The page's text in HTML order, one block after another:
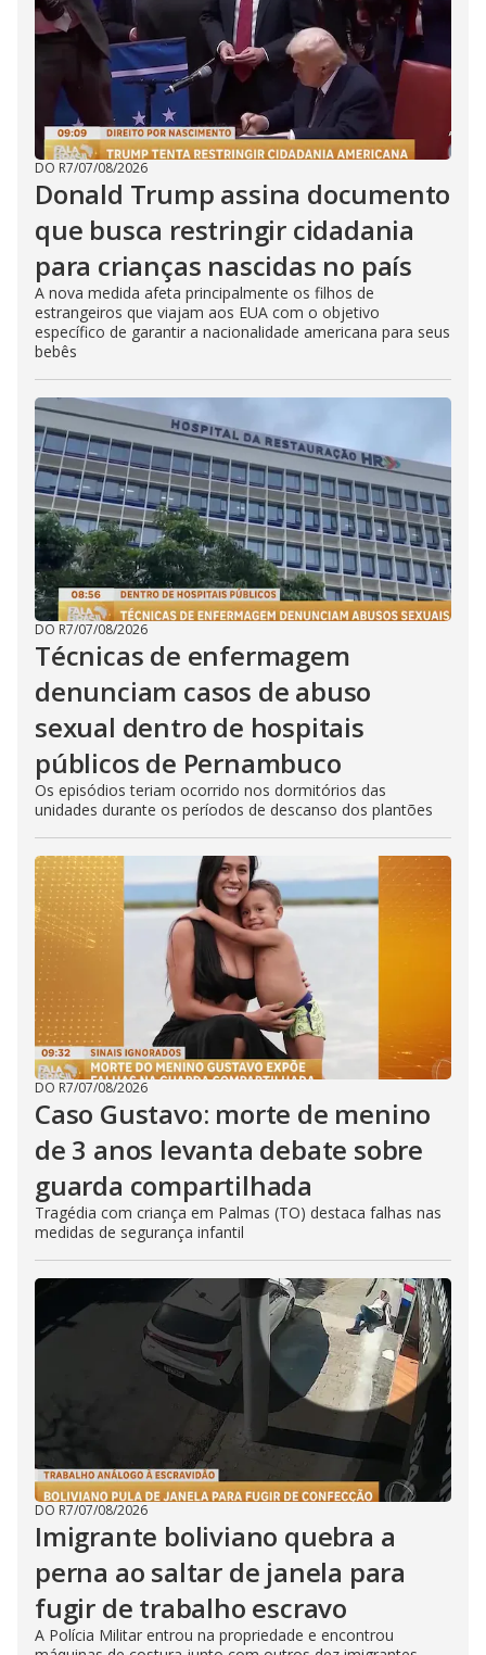
DO R7/07/08/2026
Donald Trump assina documento
que busca restringir cidadania
para crianças nascidas no país
A nova medida afeta principalmente os filhos de
estrangeiros que viajam aos EUA com o objetivo
específico de garantir a nacionalidade americana para seus
bebês
DO R7/07/08/2026
Técnicas de enfermagem
denunciam casos de abuso
sexual dentro de hospitais
públicos de Pernambuco
Os episódios teriam ocorrido nos dormitórios das
unidades durante os períodos de descanso dos plantões
DO R7/07/08/2026
Caso Gustavo: morte de menino
de 3 anos levanta debate sobre
guarda compartilhada
Tragédia com criança em Palmas (TO) destaca falhas nas
medidas de segurança infantil
DO R7/07/08/2026
Imigrante boliviano quebra a
perna ao saltar de janela para
fugir de trabalho escravo
A Polícia Militar entrou na propriedade e encontrou